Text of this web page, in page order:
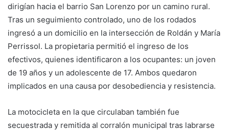
dirigían hacia el barrio San Lorenzo por un camino rural.
Tras un seguimiento controlado, uno de los rodados
ingresó a un domicilio en la intersección de Roldán y María
Perrissol. La propietaria permitió el ingreso de los
efectivos, quienes identificaron a los ocupantes: un joven
de 19 años y un adolescente de 17. Ambos quedaron
implicados en una causa por desobediencia y resistencia.
La motocicleta en la que circulaban también fue
secuestrada y remitida al corralón municipal tras labrarse